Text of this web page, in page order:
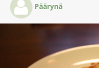
Päärynä